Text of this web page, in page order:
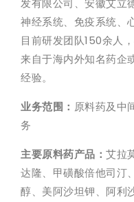
发有限公司、安徽艾立
神经系统、免疫系统、
目前研发团队150余人
来自于海内外知名药企
经验。
业务范围： 原料药及中
务
主要原料药产品： 艾拉
达隆、甲磺酸倍他司汀
醇、美阿沙坦钾、阿利